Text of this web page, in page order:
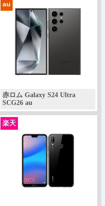
au
赤ロム Galaxy S24 Ultra
SCG26 au
楽天